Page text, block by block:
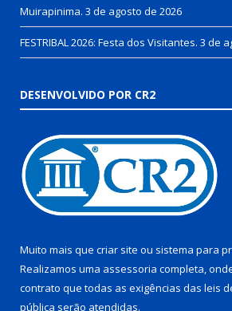
Muirapinima. 3 de agosto de 2026
FESTRIBAL 2026: Festa dos Visitantes. 3 de
DESENVOLVIDO POR CR2
Muito mais que criar site ou sistema para
Realizamos uma assessoria completa,
contrato que todas as exigências das leis
pública serão atendidas.